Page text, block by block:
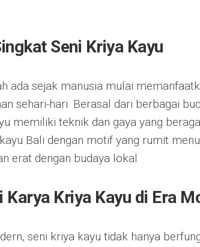
Seni Kriya Kayu
ada sejak manusia mulai
sehari-hari. Berasal dari berbagai
memiliki teknik dan gaya yang
Bali dengan motif yang rumit
erat dengan budaya lokal.
Karya Kriya Kayu di Era
seni kriya kayu tidak hanya